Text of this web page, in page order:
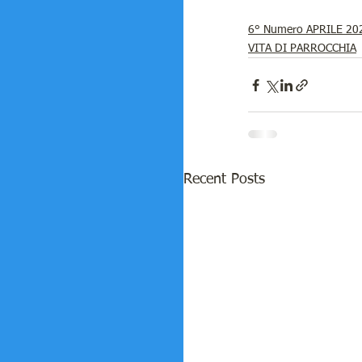
6° Numero APRILE
VITA DI PARROCCHIA
Recent Posts